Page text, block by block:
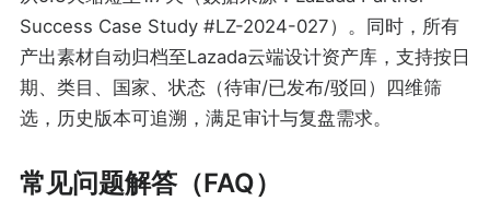
Success Case Study #LZ-2024-027）。同时，所有
产出素材自动归档至Lazada云端设计资产库，支持按日
期、类目、国家、状态（待审/已发布/驳回）四维筛
选，历史版本可追溯，满足审计与复盘需求。
常见问题解答（FAQ）